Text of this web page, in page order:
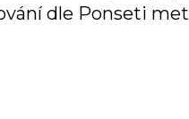
dle Ponseti